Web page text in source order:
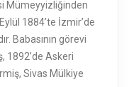
Mümeyyizliğinden
1884’te İzmir’de
Babasının görevi
1892’de Askeri
Sivas Mülkiye